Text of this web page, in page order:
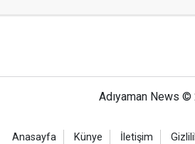
Adıyaman News ©
Anasayfa Künye İletişim